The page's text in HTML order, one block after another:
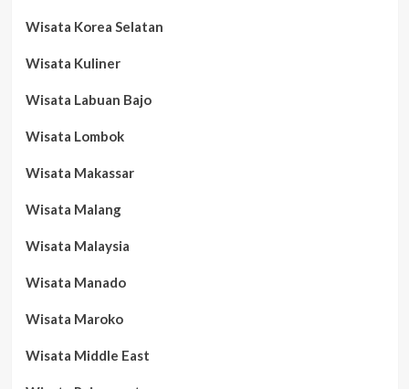
Wisata Korea Selatan
Wisata Kuliner
Wisata Labuan Bajo
Wisata Lombok
Wisata Makassar
Wisata Malang
Wisata Malaysia
Wisata Manado
Wisata Maroko
Wisata Middle East